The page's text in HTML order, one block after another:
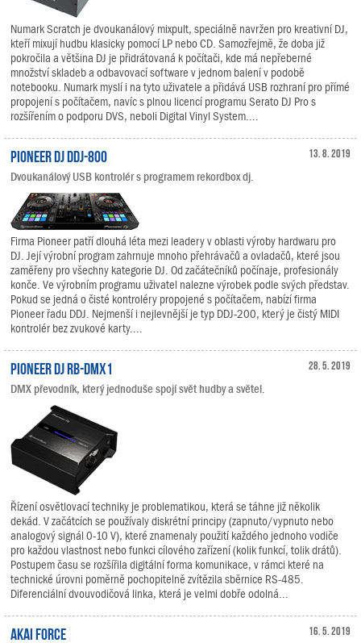
Numark Scratch je dvoukanálový mixpult, speciálně navržen pro kreativní DJ,
kteří mixují hudbu klasicky pomocí LP nebo CD. Samozřejmě, že doba již
pokročila a většina DJ je přidrátovaná k počítači, kde má nepřeberné
množství skladeb a odbavovací software v jednom balení v podobě
notebooku. Numark myslí i na tyto uživatele a přidává USB rozhraní pro přímé
propojení s počítačem, navíc s plnou licencí programu Serato DJ Pro s
rozšířením o podporu DVS, neboli Digital Vinyl System....
13. 8. 2019
Pioneer DJ DDJ-800
Dvoukanálový USB kontrolér s programem rekordbox dj.
Firma Pioneer patří dlouhá léta mezi leadery v oblasti výroby hardwaru pro
DJ. Její výrobní program zahrnuje mnoho přehrávačů a ovladačů, které jsou
zaměřeny pro všechny kategorie DJ. Od začátečníků počínaje, profesionály
konče. Ve výrobním programu uživatel nalezne výrobek podle svých představ.
Pokud se jedná o čisté kontroléry propojené s počítačem, nabízí firma
Pioneer řadu DDJ. Nejmenší i nejlevnější je typ DDJ-200, který je čistý MIDI
kontrolér bez zvukové karty....
28. 5. 2019
Pioneer DJ RB-DMX1
DMX převodník, který jednoduše spojí svět hudby a světel.
Řízení osvětlovací techniky je problematikou, která se táhne již několik
dekád. V začátcích se používaly diskrétní principy (zapnuto/vypnuto nebo
analogový signál 0-10 V), které znamenaly použití každého jednoho vodiče
pro každou vlastnost nebo funkci cílového zařízení (kolik funkcí, tolik drátů).
Postupem času se rozšířila digitální forma komunikace, v rámci které na
technické úrovni poměrně pochopitelně zvítězila sběrnice RS-485.
Diferenciální dvouvodičová linka, která je velmi dobře odolná...
16. 5. 2019
Akai Force